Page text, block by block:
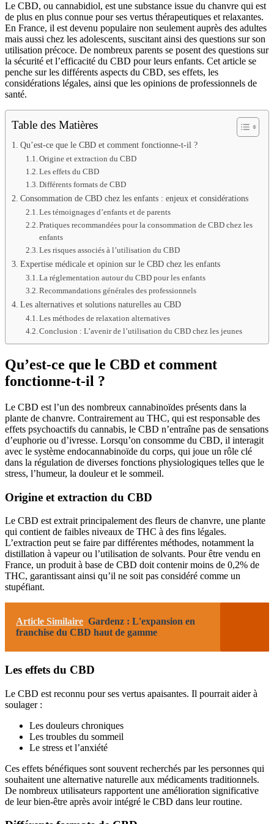
Le CBD, ou cannabidiol, est une substance issue du chanvre qui est
de plus en plus connue pour ses vertus thérapeutiques et relaxantes.
En France, il est devenu populaire non seulement auprès des adultes
mais aussi chez les adolescents, suscitant ainsi des questions sur son
utilisation précoce. De nombreux parents se posent des questions sur
la sécurité et l’efficacité du CBD pour leurs enfants. Cet article se
penche sur les différents aspects du CBD, ses effets, les
considérations légales, ainsi que les opinions de professionnels de
santé.
Table des Matières
Qu’est-ce que le CBD et comment fonctionne-t-il ?
Origine et extraction du CBD
Les effets du CBD
Différents formats de CBD
Consommation de CBD chez les enfants : enjeux et considérations
Les témoignages d’enfants et de parents
Pratiques recommandées pour la consommation de CBD chez les
enfants
Les risques associés à l’utilisation du CBD
Expertise médicale et opinion sur le CBD chez les enfants
La réglementation autour du CBD pour les enfants
Recommandations générales des professionnels
Les alternatives et solutions naturelles au CBD
Les méthodes de relaxation alternatives
Conclusion : L’avenir de l’utilisation du CBD chez les jeunes
Qu’est-ce que le CBD et comment
fonctionne-t-il ?
Le CBD est l’un des nombreux cannabinoïdes présents dans la
plante de chanvre. Contrairement au THC, qui est responsable des
effets psychoactifs du cannabis, le CBD n’entraîne pas de sensations
d’euphorie ou d’ivresse. Lorsqu’on consomme du CBD, il interagit
avec le système endocannabinoïde du corps, qui joue un rôle clé
dans la régulation de diverses fonctions physiologiques telles que le
stress, l’humeur, la douleur et le sommeil.
Origine et extraction du CBD
Le CBD est extrait principalement des fleurs de chanvre, une plante
qui contient de faibles niveaux de THC à des fins légales.
L’extraction peut se faire par différentes méthodes, notamment la
distillation à vapeur ou l’utilisation de solvants. Pour être vendu en
France, un produit à base de CBD doit contenir moins de 0,2% de
THC, garantissant ainsi qu’il ne soit pas considéré comme un
stupéfiant.
Article Similaire Gardenz : L'expansion en
franchise du CBD haut de gamme
Les effets du CBD
Le CBD est reconnu pour ses vertus apaisantes. Il pourrait aider à
soulager :
Les douleurs chroniques
Les troubles du sommeil
Le stress et l’anxiété
Ces effets bénéfiques sont souvent recherchés par les personnes qui
souhaitent une alternative naturelle aux médicaments traditionnels.
De nombreux utilisateurs rapportent une amélioration significative
de leur bien-être après avoir intégré le CBD dans leur routine.